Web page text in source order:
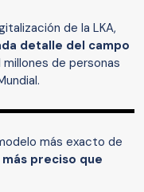
de la LKA,
detalle del campo
millones de personas
más exacto de
más preciso que